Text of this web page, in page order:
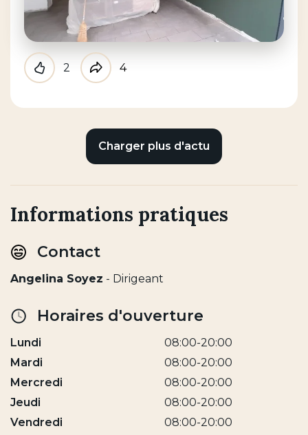
Like
2
Partager
4
Charger plus d'actu
Informations pratiques
Contact
Angelina Soyez - Dirigeant
Horaires d'ouverture
Lundi
08:00-20:00
Mardi
08:00-20:00
Mercredi
08:00-20:00
Jeudi
08:00-20:00
Vendredi
08:00-20:00